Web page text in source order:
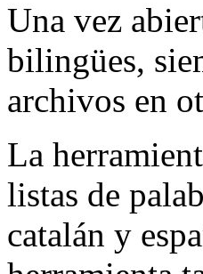
Una vez
bilingües,
archivos en
La
listas de
catalán y